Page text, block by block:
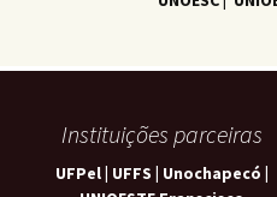
Instituições parceiras
UFPel | UFFS | Unochapecó |